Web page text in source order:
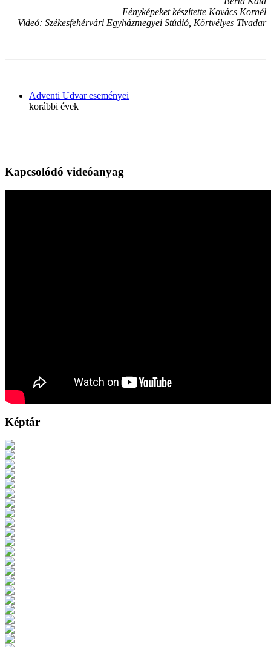
Fényképeket készítette Kovács Kornél
Videó: Székesfehérvári Egyházmegyei Stúdió, Körtvélyes Tivadar
Adventi Udvar eseményei
korábbi évek
Kapcsolódó videóanyag
Képtár